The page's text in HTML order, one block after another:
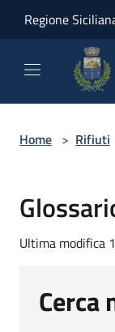
Regione
Home > Rifiuti
Ultima modifica
Cerca